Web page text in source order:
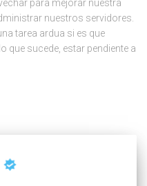
para mejorar nuestra
nuestros servidores.
tarea ardua si es que
que sucede, estar pendiente a